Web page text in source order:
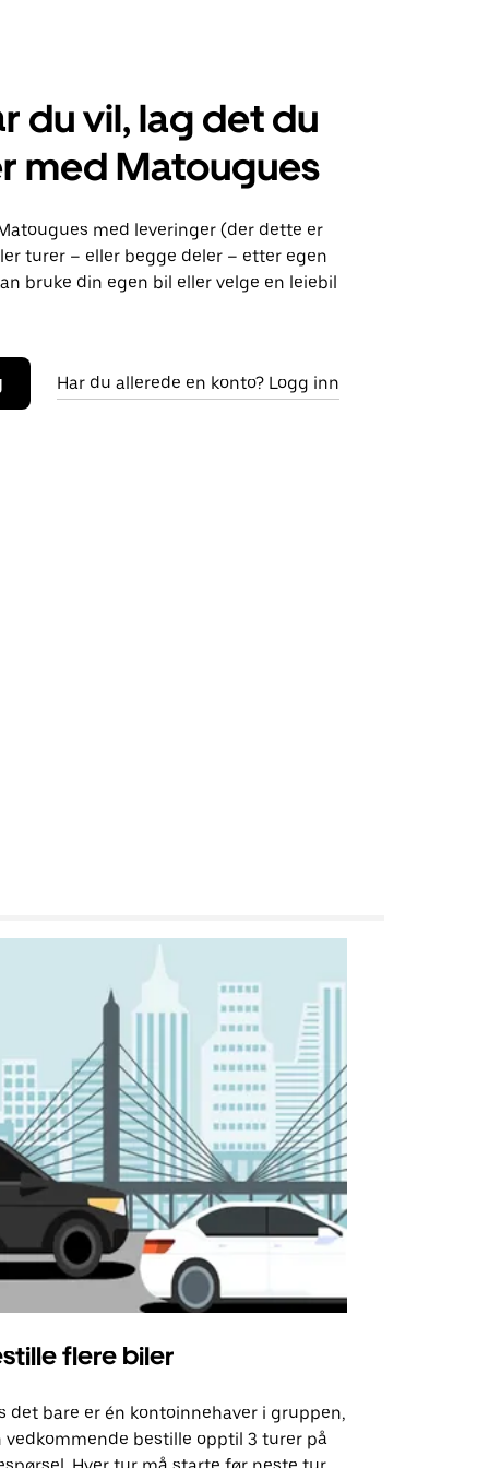
du vil, lag det du
med Matougues
med leveringer (der dette er
turer – eller begge deler – etter egen
bruke din egen bil eller velge en leiebil
Har du allerede en konto? Logg inn
flere biler
det bare er én kontoinnehaver i gruppen,
vedkommende bestille opptil 3 turer på